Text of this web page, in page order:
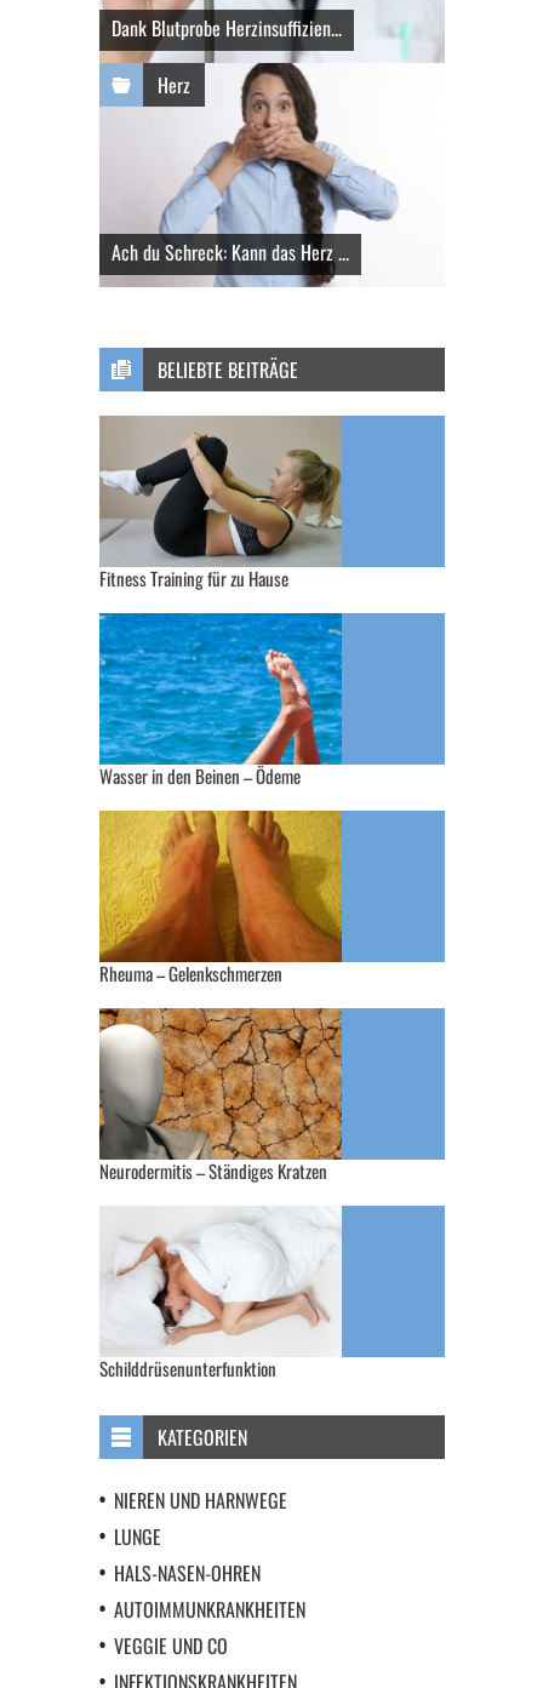
Dank Blutprobe Herzinsuffizien...
Herz
Ach du Schreck: Kann das Herz ...
BELIEBTE BEITRÄGE
Fitness Training für zu Hause
Wasser in den Beinen – Ödeme
Rheuma – Gelenkschmerzen
Neurodermitis – Ständiges Kratzen
Schilddrüsenunterfunktion
KATEGORIEN
NIEREN UND HARNWEGE
LUNGE
HALS-NASEN-OHREN
AUTOIMMUNKRANKHEITEN
VEGGIE UND CO
INFEKTIONSKRANKHEITEN